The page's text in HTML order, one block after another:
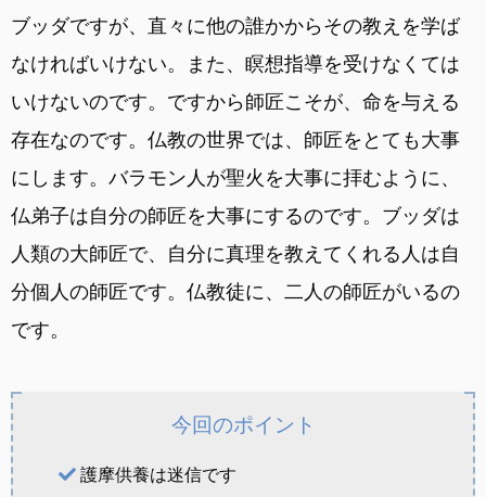
ブッダですが、直々に他の誰かからその教えを学ば
なければいけない。また、瞑想指導を受けなくては
いけないのです。ですから師匠こそが、命を与える
存在なのです。仏教の世界では、師匠をとても大事
にします。バラモン人が聖火を大事に拝むように、
仏弟子は自分の師匠を大事にするのです。ブッダは
人類の大師匠で、自分に真理を教えてくれる人は自
分個人の師匠です。仏教徒に、二人の師匠がいるの
です。
今回のポイント
護摩供養は迷信です